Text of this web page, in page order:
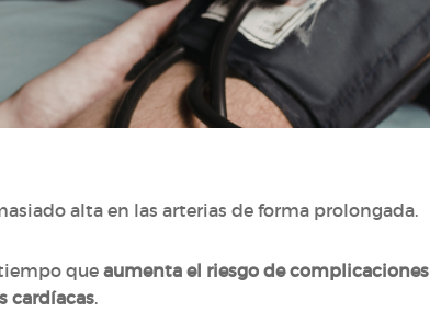
alta en las arterias de forma prolongada.
queaumenta el riesgo de complicaciones
cardíacas.